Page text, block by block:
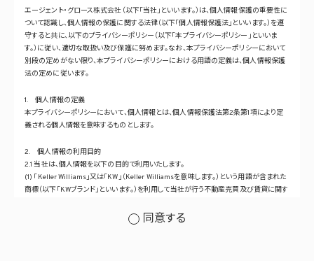
エージェント・グロース株式会社（以下「当社」といいます。）は、個人情報保護の重要性に
ついて認識し、個人情報の保護に関する法律（以下「個人情報保護法」といいます。）を遵
守すると共に、以下のプライバシーポリシー（以下「本プライバシーポリシー」といいま
す。）に従い、適切な取扱い及び保護に努めます。なお、本プライバシーポリシーにおいて
別段の定めがない限り、本プライバシーポリシーにおける用語の定義は、個人情報保護
法の定めに従います。
1. 個人情報の定義
本プライバシーポリシーにおいて、個人情報とは、個人情報保護法第2条第1項により定
義される個人情報を意味するものとします。
2. 個人情報の利用目的
2.1 当社は、個人情報を以下の目的で利用いたします。
(1) 「Keller Williams」又は「KW」（Keller Williamsを意味します。）という用語が含まれた
商標（以下「KWブランド」といいます。）を利用して当社が行う不動産売買及び賃貸に関す
(2) 当社サービス及び当社がKWブランドのライセンスを行う対象となる事業者（サブラ
同意する